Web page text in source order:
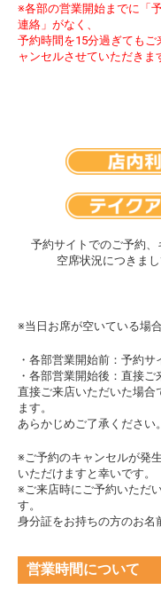
※各部の営業開始までに「
連絡」がなく、
予約時間を15分過ぎても
ャンセルさせていただきま
予約サイトでのご予約、
空席状況につきま
※当日お席が空いている場
・各部営業開始前：予約サ
・各部営業開始後：直接
直接ご来店いただいた場合
ます。
あらかじめご了承ください。
※ご予約のキャンセルが発
いただけますと幸いです。
※ご来店時にご予約いただ
す。
身分証をお持ちの方のお名
営業時間について